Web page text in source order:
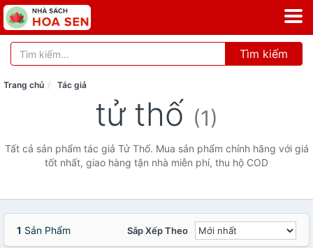
Tìm kiếm
Trang chủ Tác giả
tử thố (1)
Tất cả sản phẩm tác giả Tử Thố. Mua sản phẩm chính hãng với giá
tốt nhất, giao hàng tận nhà miễn phí, thu hộ COD
1 Sản Phẩm Sắp Xếp Theo